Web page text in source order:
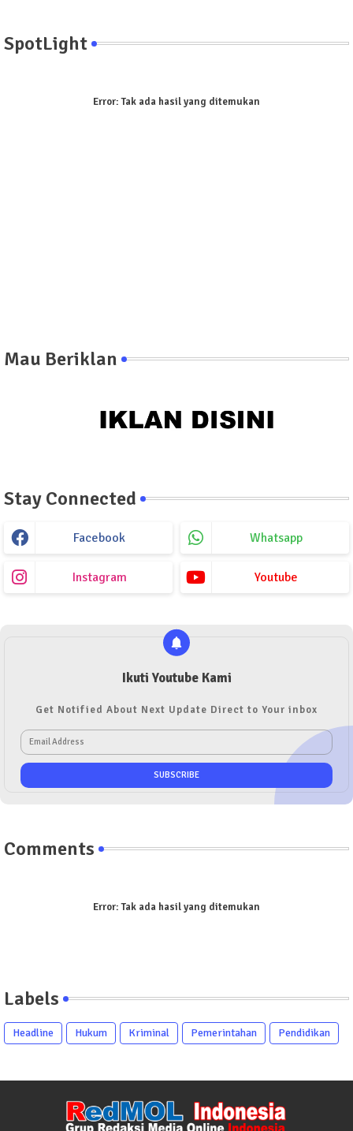
SpotLight
Error:Tak ada hasil yang ditemukan
Mau Beriklan
Stay Connected
Facebook Whatsapp
Instagram Youtube
Ikuti Youtube Kami
Get Notified About Next Update Direct to Your inbox
Comments
Error:Tak ada hasil yang ditemukan
Labels
Headline Hukum Kriminal Pemerintahan Pendidikan